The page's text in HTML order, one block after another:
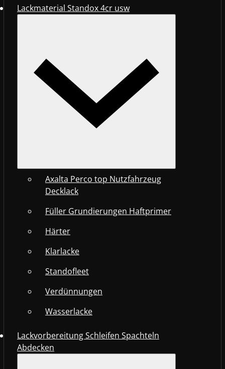
Lackmaterial Standox 4cr usw
Axalta Perco top Nutzfahrzeug
Decklack
Füller Grundierungen Haftprimer
Härter
Klarlacke
Standofleet
Verdünnungen
Wasserlacke
Lackvorbereitung Schleifen Spachteln
Abdecken